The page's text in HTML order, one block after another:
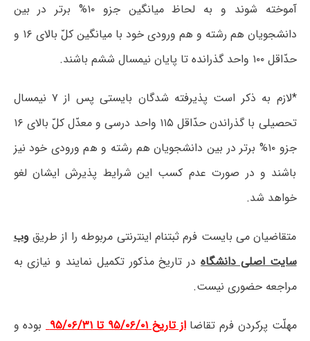
آموخته شوند و به لحاظ میانگین جزو ۱۰% برتر در بین
دانشجویان هم رشته و هم ورودی خود با میانگین کلّ بالای ۱۶ و
حدّاقل ۱۰۰ واحد گذرانده تا پایان نیمسال ششم باشند.
*لازم به ذکر است پذیرفته­ شدگان بایستی پس از ۷ نیمسال
تحصیلی با گذراندن حدّاقل ۱۱۵ واحد درسی و معدّل کلّ بالای ۱۶
جزو ۱۰% برتر در بین دانشجویان هم رشته و هم ورودی خود نیز
باشند و در صورت عدم کسب این شرایط پذیرش ایشان لغو
خواهد شد.
متقاضیان می­ بایست فرم ثبت­نام اینترنتی مربوطه را از طریقوب
سایت اصلی دانشگاه در تاریخ مذکور تکمیل نمایند و نیازی به
مراجعه حضوری نیست.
مهلّت پرکردن فرم تقاضااز تاریخ ۹۵/۰۶/۰۱ تا ۹۵/۰۶/۳۱
بوده و